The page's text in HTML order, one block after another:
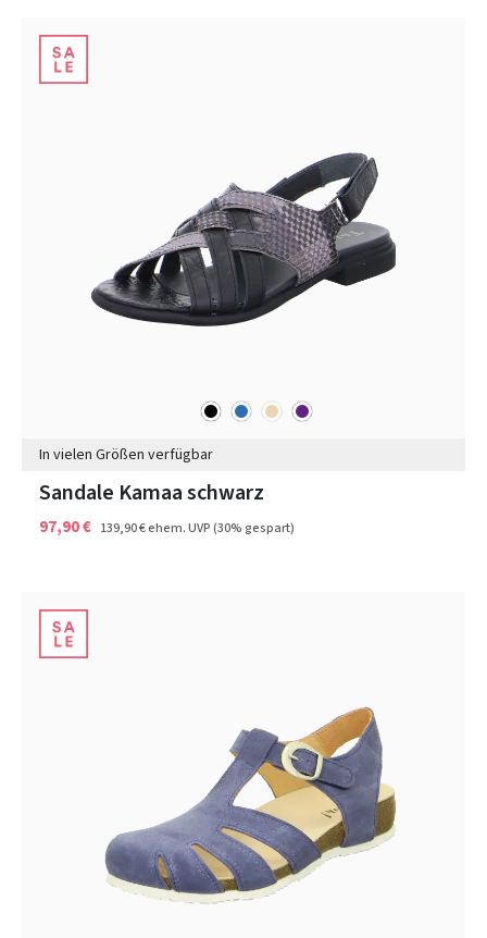
schwarz
blau beigelila
In vielen Größen verfügbar
Sandale Kamaa schwarz
97,90 € 139,90 €ehem. UVP(30% gespart)